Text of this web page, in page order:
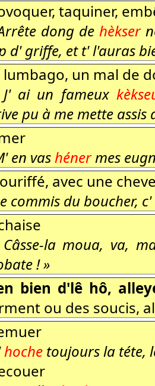
taquiner,
dong de hèkser
d' griffe, et t' l'auras
lumbago, un mal de
ai un fameux
pu à me mette assis
en vas hénermes
avec une
commis du boucher,
la moua, va,
! »
bien d'lê hô,
ou des soucis,
hoche toujours la téte,